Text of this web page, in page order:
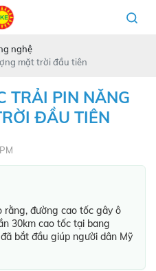
nghệ
mặt trời đầu tiên
TRẢI PIN NĂNG
ĐẦU TIÊN
đường cao tốc gây ô
30km cao tốc tại bang
bắt đầu giúp người dân Mỹ